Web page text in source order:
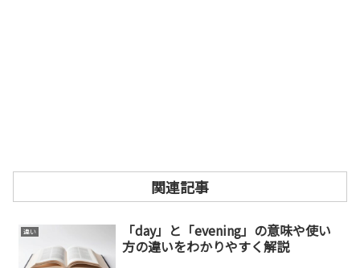
関連記事
違い
「day」と「evening」の意味や使い
方の違いをわかりやすく解説